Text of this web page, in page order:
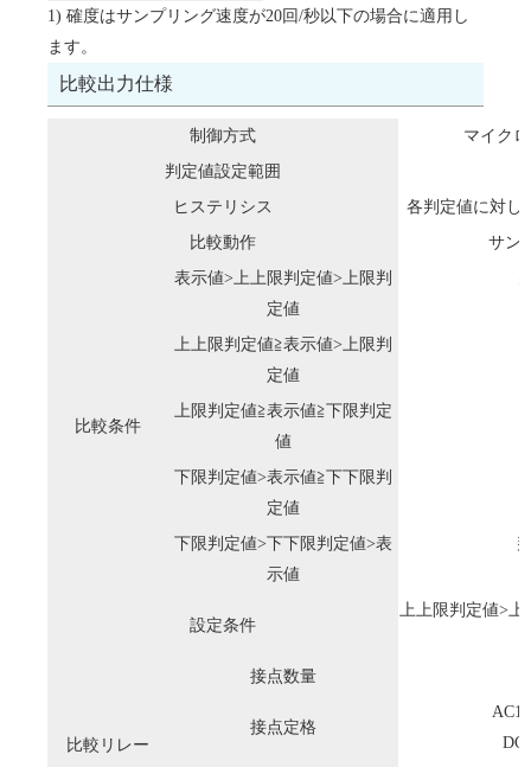
1) 確度はサンプリング速度が20回/秒以下の場合に適用し
ます。
比較出力仕様
制御方式
マイク
判定値設定範囲
ヒステリシス
各判定値に対し
比較動作
サン
比較条件
表示値>上上限判定値>上限判
定値
上上限判定値≧表示値>上限判
定値
上限判定値≧表示値≧下限判定
値
下限判定値>表示値≧下下限判
定値
下限判定値>下下限判定値>表
示値
設定条件
上上限判定値>
比較リレー
接点数量
接点定格